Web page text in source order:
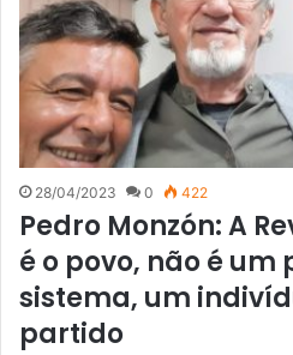
28/04/2023 0 422
Pedro Monzón: A
é o povo, não é
sistema, um
partido